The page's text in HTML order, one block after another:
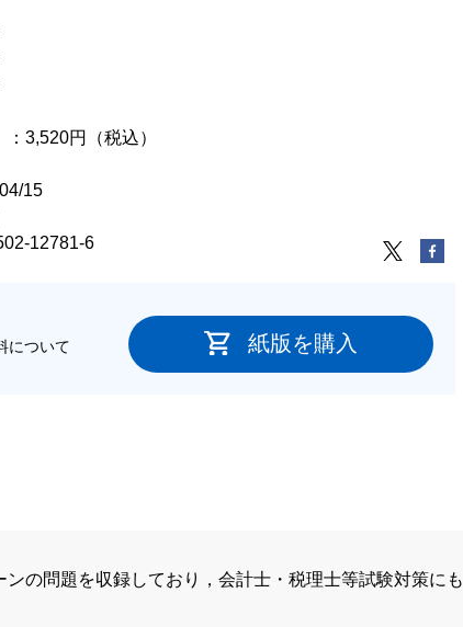
3,520円（税込）
15
12781-6
紙版を購入
について
の問題を収録しており，会計士・税理士等試験対策にも